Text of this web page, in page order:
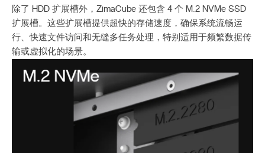
除了 HDD 扩展槽外，ZimaCube 还包含 4 个 M.2 NVMe SSD
扩展槽。这些扩展槽提供超快的存储速度，确保系统流畅运
行、快速文件访问和无缝多任务处理，特别适用于频繁数据传
输或虚拟化的场景。